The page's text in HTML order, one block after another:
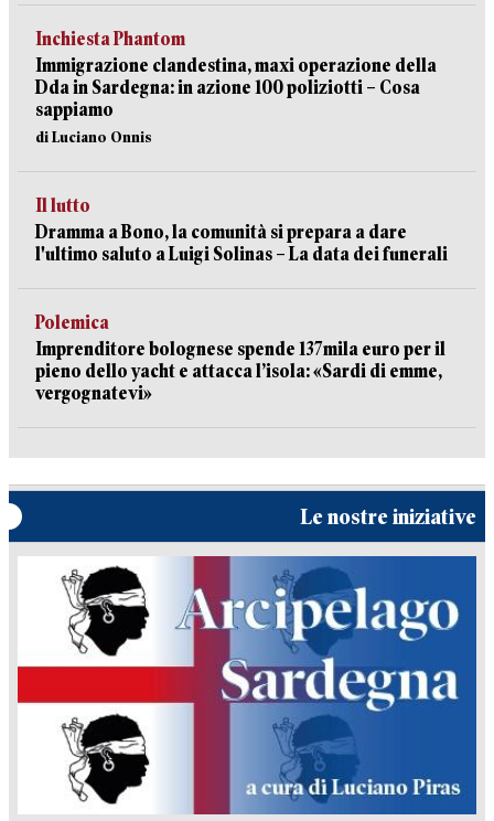
Inchiesta Phantom
Immigrazione clandestina, maxi operazione della
Dda in Sardegna: in azione 100 poliziotti – Cosa
sappiamo
di Luciano Onnis
Il lutto
Dramma a Bono, la comunità si prepara a dare
l'ultimo saluto a Luigi Solinas – La data dei funerali
Polemica
Imprenditore bolognese spende 137mila euro per il
pieno dello yacht e attacca l’isola: «Sardi di emme,
vergognatevi»
Le nostre iniziative